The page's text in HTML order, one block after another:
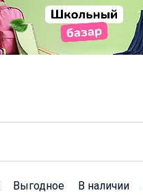
Выгодное В наличии